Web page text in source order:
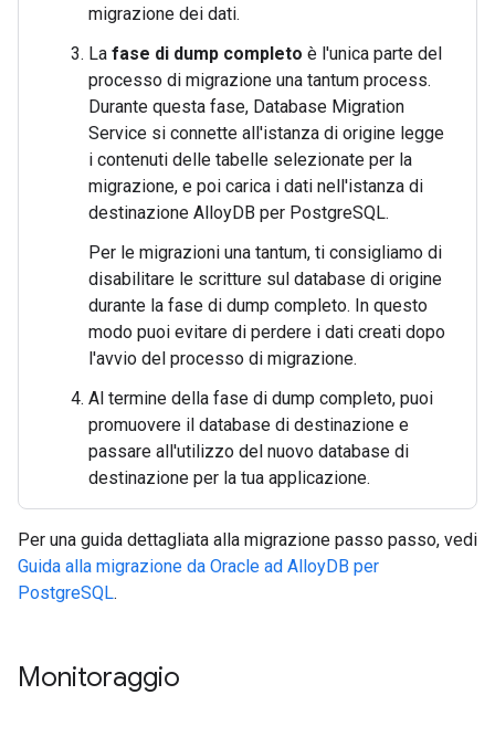
migrazione dei dati.
La fase di dump completo è l'unica parte del
processo di migrazione una tantum process.
Durante questa fase, Database Migration
Service si connette all'istanza di origine legge
i contenuti delle tabelle selezionate per la
migrazione, e poi carica i dati nell'istanza di
destinazione AlloyDB per PostgreSQL.
Per le migrazioni una tantum, ti consigliamo di
disabilitare le scritture sul database di origine
durante la fase di dump completo. In questo
modo puoi evitare di perdere i dati creati dopo
l'avvio del processo di migrazione.
Al termine della fase di dump completo, puoi
promuovere il database di destinazione e
passare all'utilizzo del nuovo database di
destinazione per la tua applicazione.
Per una guida dettagliata alla migrazione passo passo, vedi
Guida alla migrazione da Oracle ad AlloyDB per
PostgreSQL.
Monitoraggio